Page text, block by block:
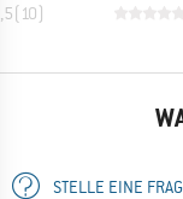
(10)
STELLE EINE